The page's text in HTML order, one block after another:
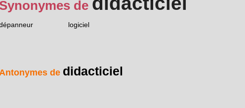
Synonymes de
logiciel
Antonymes de didacticiel